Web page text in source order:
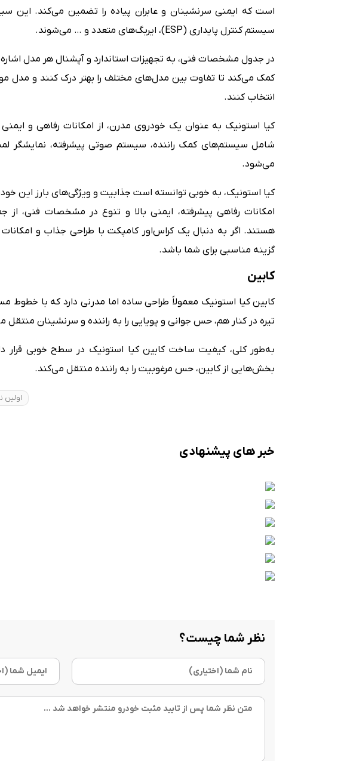
سیستم کنترل پایداری (ESP)، ایربگ‌های متعدد و … می‌شوند.
در جدول مشخصات فنی، به تجهیزات استاندارد و آپشنال هر مدل
کمک می‌کند تا تفاوت بین مدل‌های مختلف را بهتر درک کنند و مدل
انتخاب کنند.
کیا استونیک به عنوان یک خودروی مدرن، از امکانات رفاهی و
شامل سیستم‌های کمک راننده، سیستم صوتی پیشرفته، نمایشگر
می‌شود.
کیا استونیک، به خوبی توانسته است جذابیت و ویژگی‌های بارز این
امکانات رفاهی پیشرفته، ایمنی بالا و تنوع در مشخصات فنی، از
هستند. اگر به دنبال یک کراس‌اور کامپکت با طراحی جذاب و
گزینه مناسبی برای شما باشد.
کابین
کابین کیا استونیک معمولاً طراحی ساده اما مدرنی دارد که با
تیره در کنار هم، حس جوانی و پویایی را به راننده و سرنشینان منتقل
به‌طور کلی، کیفیت ساخت کابین کیا استونیک در سطح خوبی قرار
بخش‌هایی از کابین، حس مرغوبیت را به راننده منتقل می‌کند.
اولین
خبر های پیشنهادی
نظر شما چیست؟